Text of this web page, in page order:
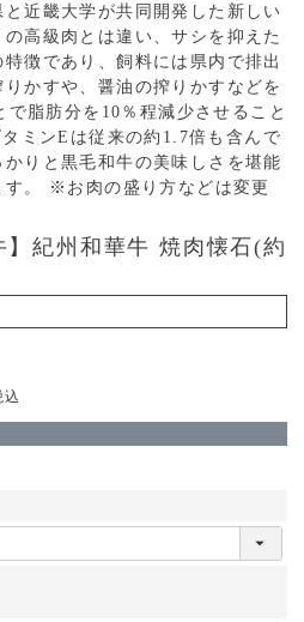
近畿大学が共同開発した新しい
高級肉とは違い、サシを抑えた
徴であり、飼料には県内で排出
かすや、醤油の搾りかすなどを
脂肪分を10％程減少させること
ミンEは従来の約1.7倍も含んで
りと黒毛和牛の美味しさを堪能
す。 ※お肉の盛り方などは変更
】紀州和華牛 焼肉懐石(約
込